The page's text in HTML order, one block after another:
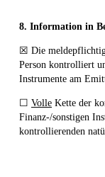
8. Information in
☒ Die
Person kontrolliert
Instrumente am
☐ Volle Kette der
Finanz-/sonstigen
kontrollierenden